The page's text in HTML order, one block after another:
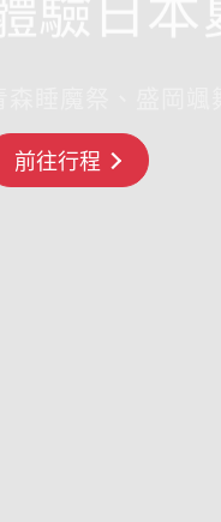
前往行程
搶先GO
前往行程
青森睡魔祭、盛岡
前往行程